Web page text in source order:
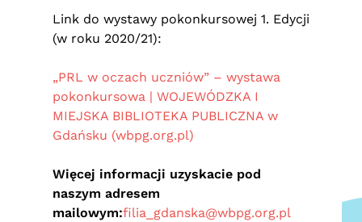
Link do wystawy pokonkursowej 1. Edycji
(w roku 2020/21):
„PRL w oczach uczniów” – wystawa
pokonkursowa | WOJEWÓDZKA I
MIEJSKA BIBLIOTEKA PUBLICZNA w
Gdańsku (wbpg.org.pl)
Więcej informacji uzyskacie pod
naszym adresem
mailowym:filia_gdanska@wbpg.org.pl